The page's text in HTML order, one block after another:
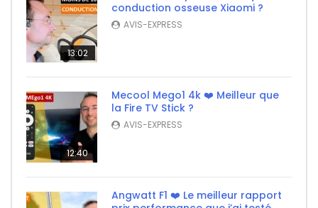
13:02
conduction osseuse Xiaomi ?
AVIS-EXPRESS
12:40
Mecool Mego1 4k ❤️ Meilleur que
la Fire TV Stick ?
AVIS-EXPRESS
Angwatt F1 ❤️ Le meilleur rapport